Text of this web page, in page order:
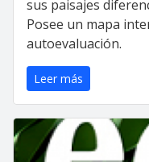
sus paisajes
Posee un mapa
autoevaluación.
Leer más